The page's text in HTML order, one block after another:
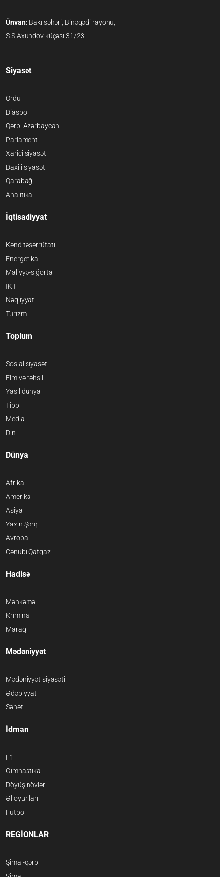
Ünvan: Bakı şəhəri, Binəqədi rayonu,
S.S.Axundov küçəsi 31/23
Siyasət
Ordu
Diaspor
Qərbi Azərbaycan
Parlament
Xarici siyasət
Daxili siyasət
Qarabağ
Analitika
İqtisadiyyat
Kənd təsərrüfatı
Energetika
Maliyyə-sığorta
İKT
Nəqliyyat
Turizm
Toplum
Sosial siyasət
Elm və təhsil
Yaşıl dünya
Tibb
Media
Din
Dünya
Afrika
Amerika
Asiya
Yaxın Şərq
Avropa
Cənubi Qafqaz
Hadisə
Məhkəmə
Kriminal
Maraqlı
Mədəniyyət
Mədəniyyət siyasəti
Ədəbiyyat
Sənət
İdman
F1
Gimnastika
Döyüş növləri
Əl oyunları
Futbol
REGİONLAR
Şimal-qərb